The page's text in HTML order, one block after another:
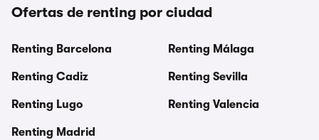
Ofertas de renting por ciudad
Renting Barcelona
Renting Cadiz
Renting Lugo
Renting Madrid
Renting Málaga
Renting Sevilla
Renting Valencia